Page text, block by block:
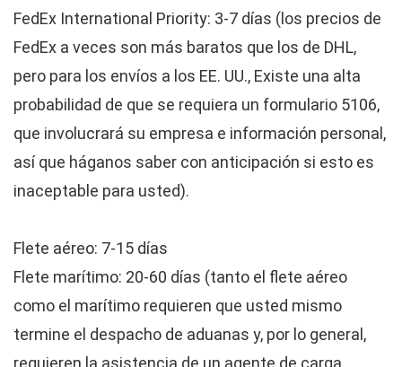
FedEx International Priority: 3-7 días (los precios de
FedEx a veces son más baratos que los de DHL,
pero para los envíos a los EE. UU., Existe una alta
probabilidad de que se requiera un formulario 5106,
que involucrará su empresa e información personal,
así que háganos saber con anticipación si esto es
inaceptable para usted).
Flete aéreo: 7-15 días
Flete marítimo: 20-60 días (tanto el flete aéreo
como el marítimo requieren que usted mismo
termine el despacho de aduanas y, por lo general,
requieren la asistencia de un agente de carga,